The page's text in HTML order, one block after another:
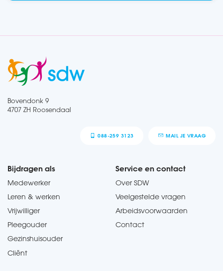
Bovendonk 9
4707 ZH Roosendaal
088-259 3123 MAIL JE VRAAG
Bijdragen als
Medewerker
Leren & werken
Vrijwilliger
Pleegouder
Gezinshuisouder
Cliënt
Service en contact
Over SDW
Veelgestelde vragen
Arbeidsvoorwaarden
Contact